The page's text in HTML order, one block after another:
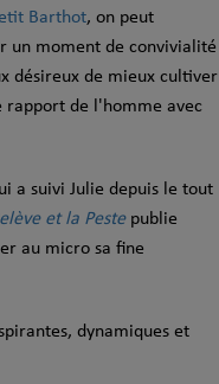
Barthot, on peut
un moment de convivialité
désireux de mieux cultiver
rapport de l'homme avec
a suivi Julie depuis le tout
et la Pestepublie
au micro sa fine
dynamiques et